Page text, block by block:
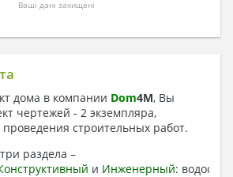
Ваші дані захищені
дома в компании Dom4M, Вы
чертежей - 2 экземпляра,
строительных работ.
раздела –
и Инженерный: